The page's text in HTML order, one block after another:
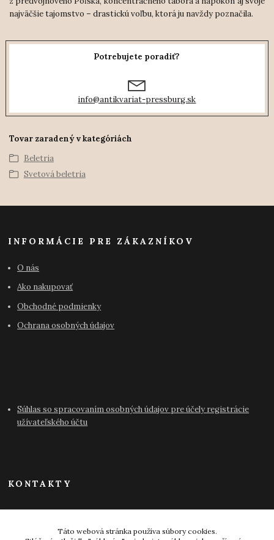
najväčšie tajomstvo – drastickú voľbu, ktorá ju navždy poznačila.
Potrebujete poradiť?
info@antikvariat-pressburg.sk
Tovar zaradený v kategóriách
Beletria
Svetová beletria
INFORMÁCIE PRE ZÁKAZNÍKOV
O nás
Ako nakupovať
Obchodné podmienky
Ochrana osobných údajov
Súhlas so spracovaním osobných údajov pre účely registrácie
užívateľského účtu
KONTAKTY
Táto webová stránka používa súbory cookies.